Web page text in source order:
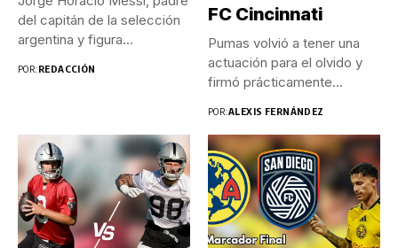
del capitán de la selección
argentina y figura...
POR:REDACCIÓN
FC Cincinnati
Pumas volvió a tener una
actuación para el olvido y
firmó prácticamente...
POR:ALEXIS FERNÁNDEZ